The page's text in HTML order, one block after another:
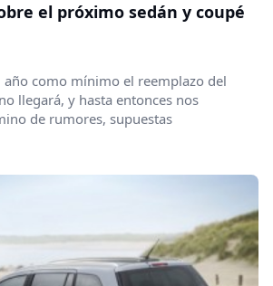
el próximo sedán y coupé
año como mínimo el reemplazo del
llegará, y hasta entonces nos
de rumores, supuestas